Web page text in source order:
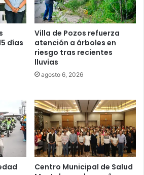
días
Villa de Pozos refuerza
atención a árboles en
riesgo tras recientes
lluvias
agosto 6, 2026
Centro Municipal de Salud